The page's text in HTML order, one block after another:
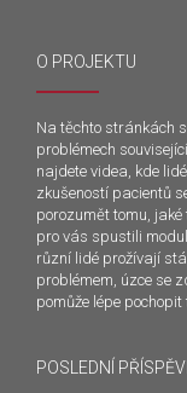
O PROJEKTU
Na těchto stránkách
problémech
najdete videa, kde
zkušeností pacientů
porozumět tomu,
pro vás spustili
různí lidé prožívají
problémem, úzce se
pomůže lépe
POSLEDNÍ